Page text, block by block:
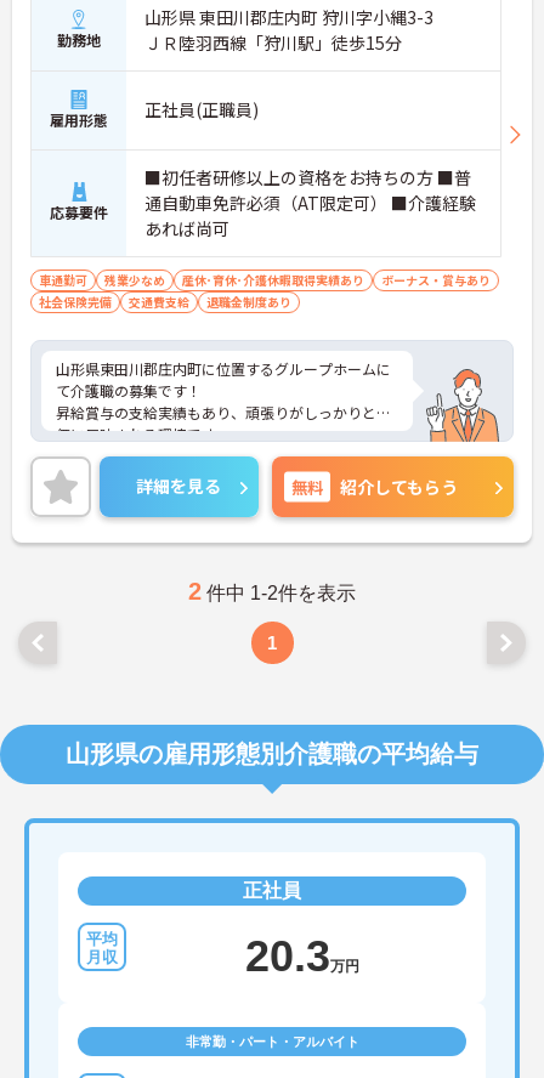
勤務地
山形県 東田川郡庄内町 狩川字小縄3-3
ＪＲ陸羽西線「狩川駅」徒歩15分
雇用形態 正社員(正職員)
応募要件
■初任者研修以上の資格をお持ちの方 ■普
通自動車免許必須（AT限定可） ■介護経験
あれば尚可
車通勤可 残業少なめ 産休･育休･介護休暇取得実績あり
ボーナス・賞与あり
社会保険完備
交通費支給 退職金制度あり
山形県東田川郡庄内町に位置するグループホームに
て介護職の募集です！
昇給賞与の支給実績もあり、頑張りがしっかりと評
価に反映される環境です。
ご興味ある方には、面接対策ポイントなど、さらに
詳細をお話しいたしますのでお気軽にご相談くださ
い！
詳細を見る 無料 紹介してもらう
2 件中 1-2件を表示
1
山形県の雇用形態別介護職の平均給与
正社員
20.3万円
非常勤・パート・アルバイト